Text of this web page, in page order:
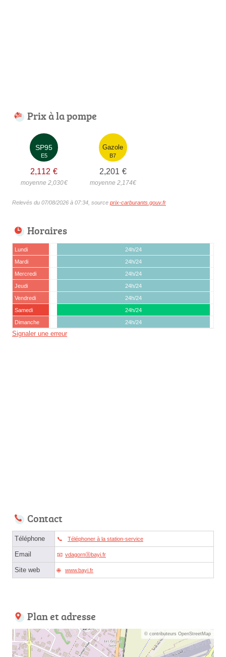
Prix à la pompe
SP95
E5
2,112 €
moyenne 2,030€
Gazole
B7
2,201 €
moyenne 2,174€
Relevés du 07/08/2026 à 07:34, source prix-carburants.gouv.fr
Horaires
Lundi
24h/24
Mardi
24h/24
Mercredi
24h/24
Jeudi
24h/24
Vendredi
24h/24
Samedi
24h/24
Dimanche
24h/24
Signaler une erreur
Contact
Téléphone Téléphoner à la station-service
Email vdagornⓐbayi.fr
Site web www.bayi.fr
Plan et adresse
© contributeurs OpenStreetMap